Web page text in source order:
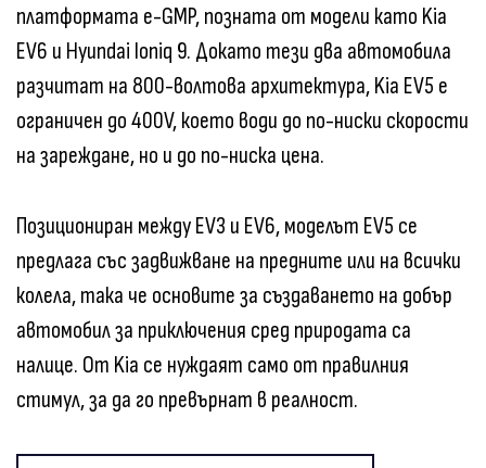
платформата e-GMP, позната от модели като Kia
EV6 и Hyundai Ioniq 9. Докато тези два автомобила
разчитат на 800-волтова архитектура, Kia EV5 е
ограничен до 400V, което води до по-ниски скорости
на зареждане, но и до по-ниска цена.
Позициониран между EV3 и EV6, моделът EV5 се
предлага със задвижване на предните или на всички
колела, така че основите за създаването на добър
автомобил за приключения сред природата са
налице. От Kia се нуждаят само от правилния
стимул, за да го превърнат в реалност.